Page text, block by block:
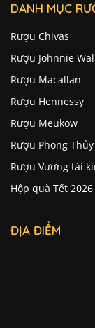
DANH MỤC
Rượu Chivas
Rượu Johnnie
Rượu Macallan
Rượu Hennessy
Rượu Meukow
Rượu Phong Thủy
Rượu Vương tài
Hộp quà Tết 2026
ĐỊA ĐIỂM